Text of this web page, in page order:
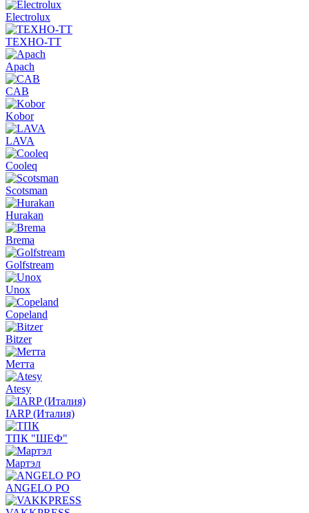
Electrolux
ТЕХНО-ТТ
Apach
CAB
Kobor
LAVA
Cooleq
Scotsman
Hurakan
Brema
Golfstream
Unox
Copeland
Bitzer
Метта
Atesy
IARP (Италия)
ТПК "ШЕФ"
Мартэл
ANGELO PO